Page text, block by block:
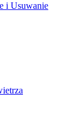
i Usuwanie